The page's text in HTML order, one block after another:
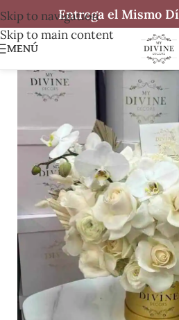
Skip to navigation
Skip to main content
Entrega el Mismo
MENÚ